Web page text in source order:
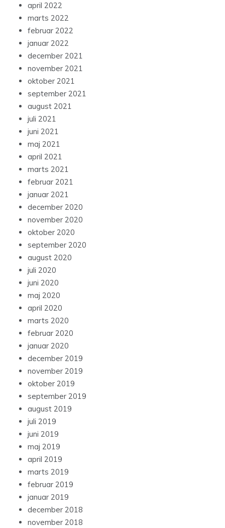
april 2022
marts 2022
februar 2022
januar 2022
december 2021
november 2021
oktober 2021
september 2021
august 2021
juli 2021
juni 2021
maj 2021
april 2021
marts 2021
februar 2021
januar 2021
december 2020
november 2020
oktober 2020
september 2020
august 2020
juli 2020
juni 2020
maj 2020
april 2020
marts 2020
februar 2020
januar 2020
december 2019
november 2019
oktober 2019
september 2019
august 2019
juli 2019
juni 2019
maj 2019
april 2019
marts 2019
februar 2019
januar 2019
december 2018
november 2018